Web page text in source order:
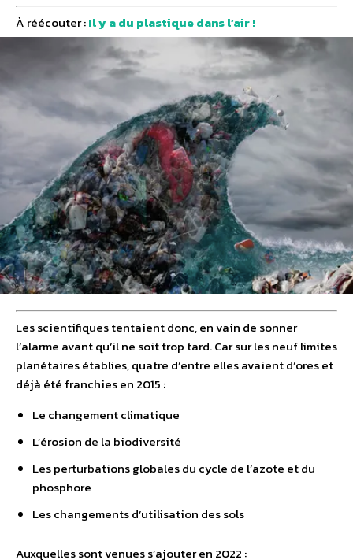
À réécouter :Il y a du plastique dans l’air !
Les scientifiques tentaient donc, en vain de sonner
l’alarme avant qu’il ne soit trop tard. Car sur les neuf limites
planétaires établies, quatre d’entre elles avaient d’ores et
déjà été franchies en 2015 :
Le changement climatique
L’érosion de la biodiversité
Les perturbations globales du cycle de l’azote et du
phosphore
Les changements d’utilisation des sols
Auxquelles sont venues s’ajouter en 2022 :